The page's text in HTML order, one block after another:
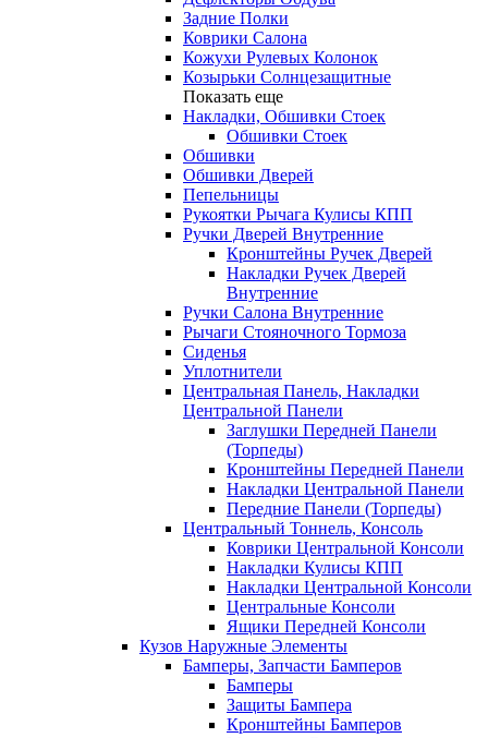
Задние Полки
Коврики Салона
Кожухи Рулевых Колонок
Козырьки Солнцезащитные
Показать еще
Накладки, Обшивки Стоек
Обшивки Стоек
Обшивки
Обшивки Дверей
Пепельницы
Рукоятки Рычага Кулисы КПП
Ручки Дверей Внутренние
Кронштейны Ручек Дверей
Накладки Ручек Дверей
Внутренние
Ручки Салона Внутренние
Рычаги Стояночного Тормоза
Сиденья
Уплотнители
Центральная Панель, Накладки
Центральной Панели
Заглушки Передней Панели
(Торпеды)
Кронштейны Передней Панели
Накладки Центральной Панели
Передние Панели (Торпеды)
Центральный Тоннель, Консоль
Коврики Центральной Консоли
Накладки Кулисы КПП
Накладки Центральной Консоли
Центральные Консоли
Ящики Передней Консоли
Кузов Наружные Элементы
Бамперы, Запчасти Бамперов
Бамперы
Защиты Бампера
Кронштейны Бамперов